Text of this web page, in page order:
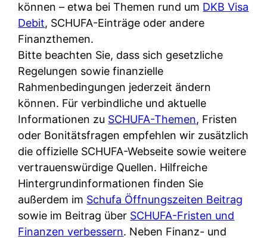
können – etwa bei Themen rund um DKB Visa
Debit, SCHUFA-Einträge oder andere
Finanzthemen.
Bitte beachten Sie, dass sich gesetzliche
Regelungen sowie finanzielle
Rahmenbedingungen jederzeit ändern
können. Für verbindliche und aktuelle
Informationen zu SCHUFA-Themen, Fristen
oder Bonitätsfragen empfehlen wir zusätzlich
die offizielle SCHUFA-Webseite sowie weitere
vertrauenswürdige Quellen. Hilfreiche
Hintergrundinformationen finden Sie
außerdem im Schufa Öffnungszeiten Beitrag
sowie im Beitrag über SCHUFA-Fristen und
Finanzen verbessern. Neben Finanz- und